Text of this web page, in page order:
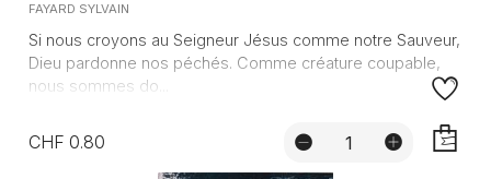
FAYARD SYLVAIN
Si nous croyons au Seigneur Jésus comme notre Sauveur,
Dieu pardonne nos péchés. Comme créature coupable,
nous sommes do...
CHF 0.80